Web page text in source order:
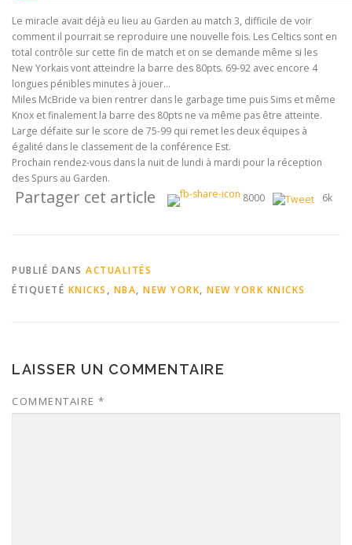
Le miracle avait déjà eu lieu au Garden au match 3, difficile de voir
comment il pourrait se reproduire une nouvelle fois. Les Celtics sont en
total contrôle sur cette fin de match et on se demande même si les
New Yorkais vont atteindre la barre des 80pts. 69-92 avec encore 4
longues pénibles minutes à jouer…
Miles McBride va bien rentrer dans le garbage time puis Sims et même
Knox et finalement la barre des 80pts ne va même pas être atteinte.
Large défaite sur le score de 75-99 qui remet les deux équipes à
égalité dans le classement de la conférence Est.
Prochain rendez-vous dans la nuit de lundi à mardi pour la réception
des Spurs au Garden.
Partager cet article 8000 6k
PUBLIÉ DANS ACTUALITÉS
ÉTIQUETÉ KNICKS , NBA, NEW YORK, NEW YORK KNICKS
LAISSER UN COMMENTAIRE
COMMENTAIRE *